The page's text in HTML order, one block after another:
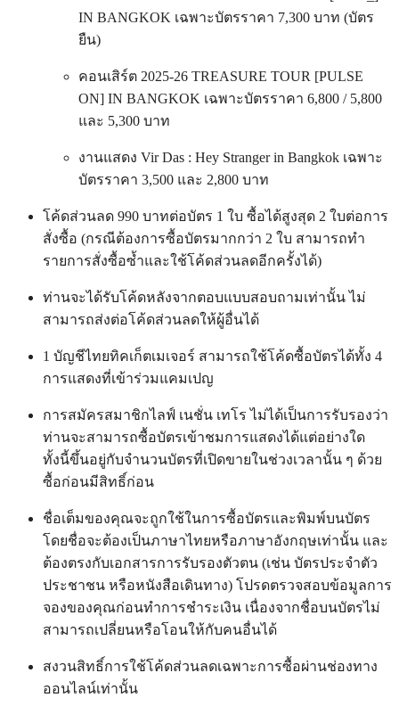
IN BANGKOK เฉพาะบัตรราคา 7,300 บาท (บัตร
ยืน)
คอนเสิร์ต 2025-26 TREASURE TOUR [PULSE
ON] IN BANGKOK เฉพาะบัตรราคา 6,800 / 5,800
และ 5,300 บาท
งานแสดง Vir Das : Hey Stranger in Bangkok เฉพาะ
บัตรราคา 3,500 และ 2,800 บาท
โค้ดส่วนลด 990 บาทต่อบัตร 1 ใบ ซื้อได้สูงสุด 2 ใบต่อการ
สั่งซื้อ (กรณีต้องการซื้อบัตรมากกว่า 2 ใบ สามารถทำ
รายการสั่งซื้อซ้ำและใช้โค้ดส่วนลดอีกครั้งได้)
ท่านจะได้รับโค้ดหลังจากตอบแบบสอบถามเท่านั้น ไม่
สามารถส่งต่อโค้ดส่วนลดให้ผู้อื่นได้
1 บัญชีไทยทิคเก็ตเมเจอร์ สามารถใช้โค้ดซื้อบัตรได้ทั้ง 4
การแสดงที่เข้าร่วมแคมเปญ
การสมัครสมาชิกไลฟ์ เนชั่น เทโร ไม่ได้เป็นการรับรองว่า
ท่านจะสามารถซื้อบัตรเข้าชมการแสดงได้แต่อย่างใด
ทั้งนี้ขึ้นอยู่กับจำนวนบัตรที่เปิดขายในช่วงเวลานั้น ๆ ด้วย
ซื้อก่อนมีสิทธิ์ก่อน
ชื่อเต็มของคุณจะถูกใช้ในการซื้อบัตรและพิมพ์บนบัตร
โดยชื่อจะต้องเป็นภาษาไทยหรือภาษาอังกฤษเท่านั้น และ
ต้องตรงกับเอกสารการรับรองตัวตน (เช่น บัตรประจำตัว
ประชาชน หรือหนังสือเดินทาง) โปรดตรวจสอบข้อมูลการ
จองของคุณก่อนทำการชำระเงิน เนื่องจากชื่อบนบัตรไม่
สามารถเปลี่ยนหรือโอนให้กับคนอื่นได้
สงวนสิทธิ์การใช้โค้ดส่วนลดเฉพาะการซื้อผ่านช่องทาง
ออนไลน์เท่านั้น